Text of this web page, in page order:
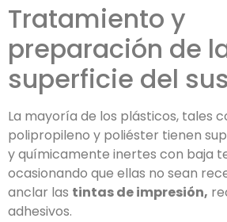
Tratamiento y
preparación de
superficie del
La mayoría de los plásticos, tales
polipropileno y poliéster tienen
y químicamente inertes con baja
ocasionando que ellas no sean
anclar las tintas de impresión,
adhesivos.